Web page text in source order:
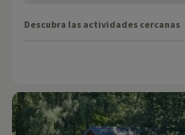
Descubra las actividades cercanas